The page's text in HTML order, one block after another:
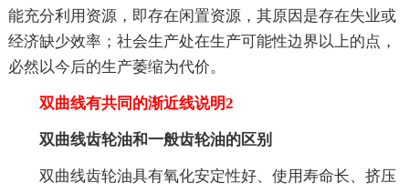
能充分利用资源，即存在闲置资源，其原因是存在失业或
经济缺少效率；社会生产处在生产可能性边界以上的点，
必然以今后的生产萎缩为代价。
双曲线有共同的渐近线说明2
双曲线齿轮油和一般齿轮油的区别
双曲线齿轮油具有氧化安定性好、使用寿命长、挤压